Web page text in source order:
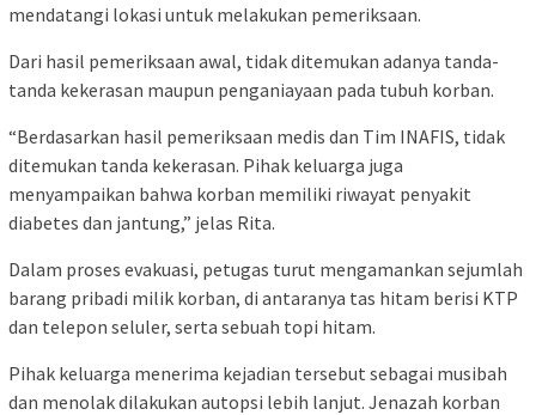
mendatangi lokasi untuk melakukan pemeriksaan.
Dari hasil pemeriksaan awal, tidak ditemukan adanya tanda-
tanda kekerasan maupun penganiayaan pada tubuh korban.
“Berdasarkan hasil pemeriksaan medis dan Tim INAFIS, tidak
ditemukan tanda kekerasan. Pihak keluarga juga
menyampaikan bahwa korban memiliki riwayat penyakit
diabetes dan jantung,” jelas Rita.
Dalam proses evakuasi, petugas turut mengamankan sejumlah
barang pribadi milik korban, di antaranya tas hitam berisi KTP
dan telepon seluler, serta sebuah topi hitam.
Pihak keluarga menerima kejadian tersebut sebagai musibah
dan menolak dilakukan autopsi lebih lanjut. Jenazah korban